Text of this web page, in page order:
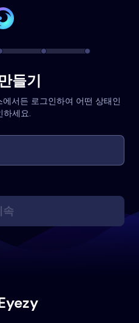
들기
서든 로그인하여 어떤 상태인
하세요.
속